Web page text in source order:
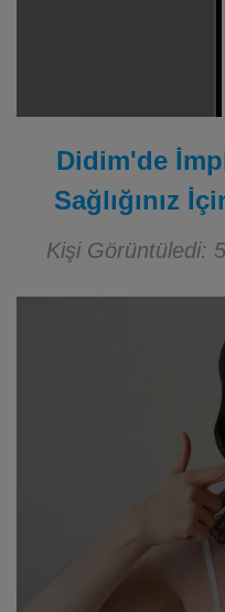
Didim'de
Sağlığınız
Kişi Görüntüledi: